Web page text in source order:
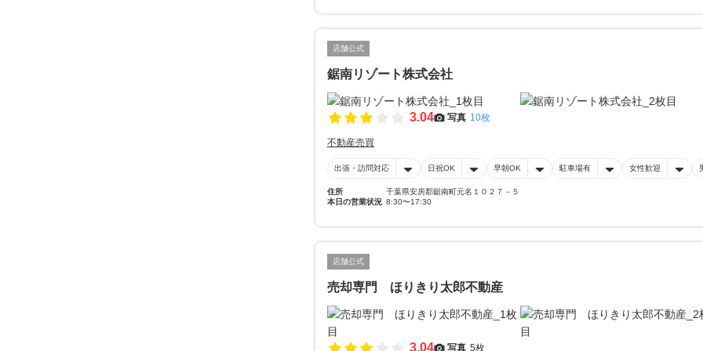
店舗公式
鋸南リゾート株式会社
3.04 写真 10枚
不動産売買
出張・訪問対応 日祝OK 早朝OK 駐車場有 女性歓迎
住所
千葉県安房郡鋸南町元名１０２７－５
本日の営業状況 8:30〜17:30
店舗公式
売却専門 ほりきり太郎不動産
3.04 写真 5枚